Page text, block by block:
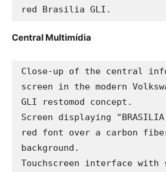
red Brasilia GLI.
Central Multimídia
Close-up of the central
screen in the modern
GLI restomod concept.
Screen displaying
red font over a carbon
background.
Touchscreen interface with